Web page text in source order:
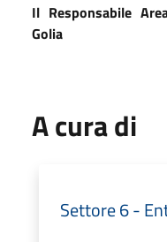
Il Responsabile
Golia
A cura di
Settore 6 -